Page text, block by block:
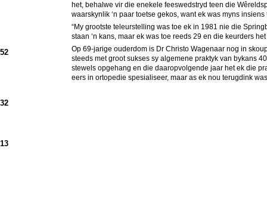
het, behalwe vir die enekele feeswedstryd teen die
waarskynlik ‘n paar toetse gekos, want ek was myns insiens
“My grootste teleurstelling was toe ek in 1981 nie die
staan ‘n kans, maar ek was toe reeds 29 en die keurders
Op 69-jarige ouderdom is Dr Christo Wagenaar nog in
steeds met groot sukses sy algemene praktyk van bykans
stewels opgehang en die daaropvolgende jaar het ek die
eers in ortopedie spesialiseer, maar as ek nou terugdink